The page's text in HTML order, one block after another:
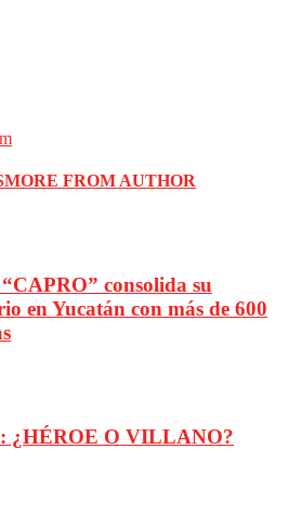
MORE FROM AUTHOR
consolida su
en Yucatán con más de 600
¿HÉROE O VILLANO?